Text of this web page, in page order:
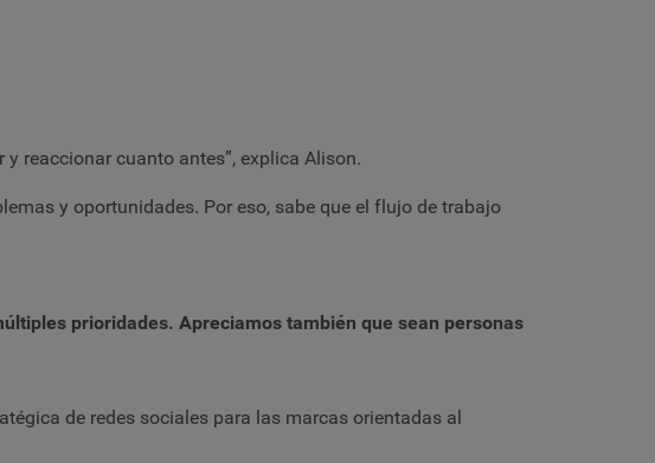
reaccionar cuanto antes”, explica Alison.
y oportunidades. Por eso, sabe que el flujo de trabajo
prioridades. Apreciamos también que sean personas
de redes sociales para las marcas orientadas al